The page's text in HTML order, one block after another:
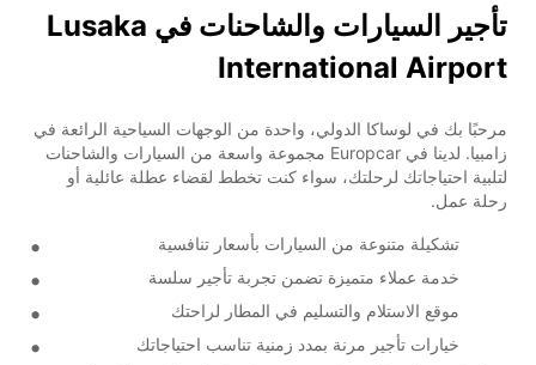
تأجير السيارات والشاحنات في Lusaka
International Airport
مرحبًا بك في لوساكا الدولي، واحدة من الوجهات السياحية الرائعة في
زامبيا. لدينا في Europcar مجموعة واسعة من السيارات والشاحنات
لتلبية احتياجاتك لرحلتك، سواء كنت تخطط لقضاء عطلة عائلية أو
رحلة عمل.
تشكيلة متنوعة من السيارات بأسعار تنافسية
خدمة عملاء متميزة تضمن تجربة تأجير سلسة
موقع الاستلام والتسليم في المطار لراحتك
خيارات تأجير مرنة بمدد زمنية تناسب احتياجاتك